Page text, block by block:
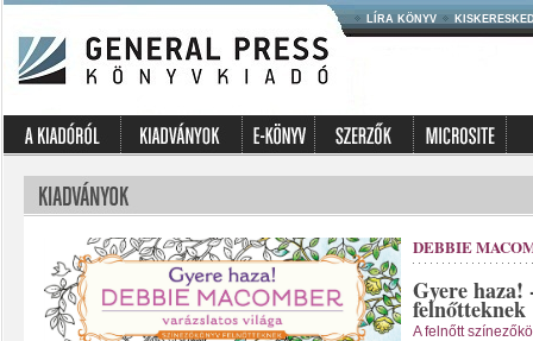
LÍRA KÖNYV
DEBBIE
Gyere haza!
felnőtteknek
A felnőtt